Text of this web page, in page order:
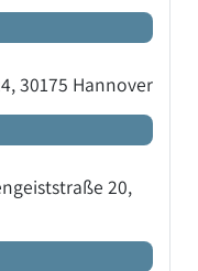
30175 Hannover
20,